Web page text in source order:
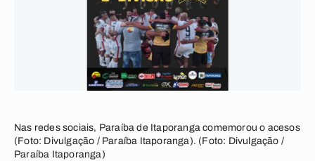
Nas redes sociais, Paraíba de Itaporanga comemorou o acesos
(Foto: Divulgação / Paraíba Itaporanga). (Foto: Divulgação /
Paraíba Itaporanga)